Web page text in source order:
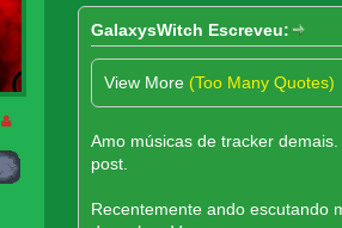
GaIaxysWitch Escreveu:
View More (Too Many Quotes)
Amo músicas de tracker
post.
Recentemente ando escutando